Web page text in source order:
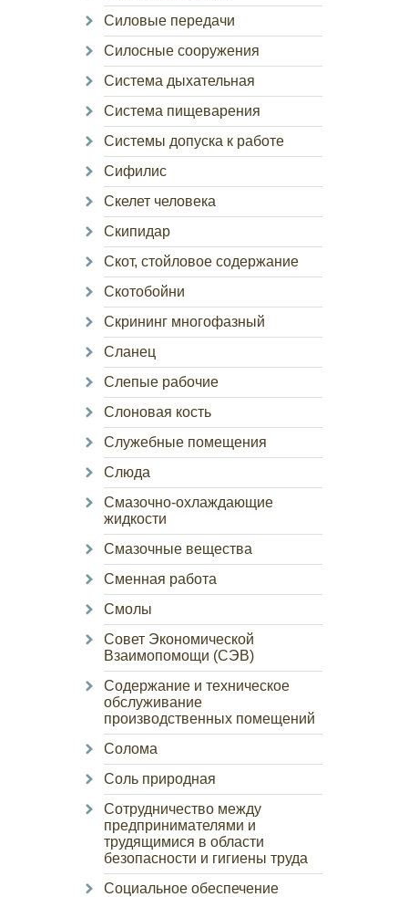
Силовые передачи
Силосные сооружения
Система дыхательная
Система пищеварения
Системы допуска к работе
Сифилис
Скелет человека
Скипидар
Скот, стойловое содержание
Скотобойни
Скрининг многофазный
Сланец
Слепые рабочие
Слоновая кость
Служебные помещения
Слюда
Смазочно-охлаждающие
жидкости
Смазочные вещества
Сменная работа
Смолы
Совет Экономической
Взаимопомощи (СЭВ)
Содержание и техническое
обслуживание
производственных помещений
Солома
Соль природная
Сотрудничество между
предпринимателями и
трудящимися в области
безопасности и гигиены труда
Социальное обеспечение